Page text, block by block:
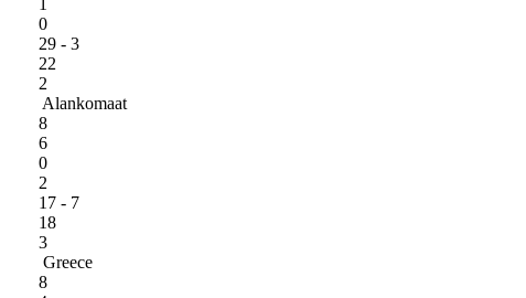
1
0
29 - 3
22
2
Alankomaat
8
6
0
2
17 - 7
18
3
Greece
8